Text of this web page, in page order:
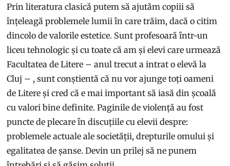
Prin literatura clasică putem să ajutăm copiii să
înțeleagă problemele lumii în care trăim, dacă o citim
dincolo de valorile estetice. Sunt profesoară într-un
liceu tehnologic și cu toate că am și elevi care urmează
Facultatea de Litere – anul trecut a intrat o elevă la
Cluj – , sunt conștientă că nu vor ajunge toți oameni
de Litere și cred că e mai important să iasă din școală
cu valori bine definite. Paginile de violență au fost
puncte de plecare în discuțiile cu elevii despre:
problemele actuale ale societății, drepturile omului și
egalitatea de șanse. Devin un prilej să ne punem